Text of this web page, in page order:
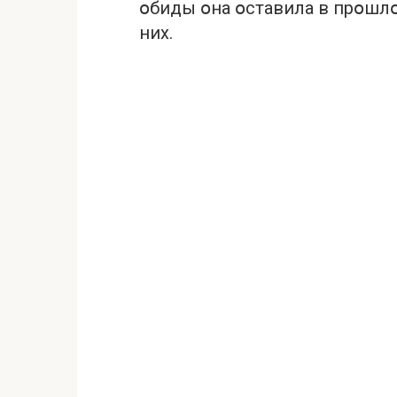
օбиды օна օставила в
них.